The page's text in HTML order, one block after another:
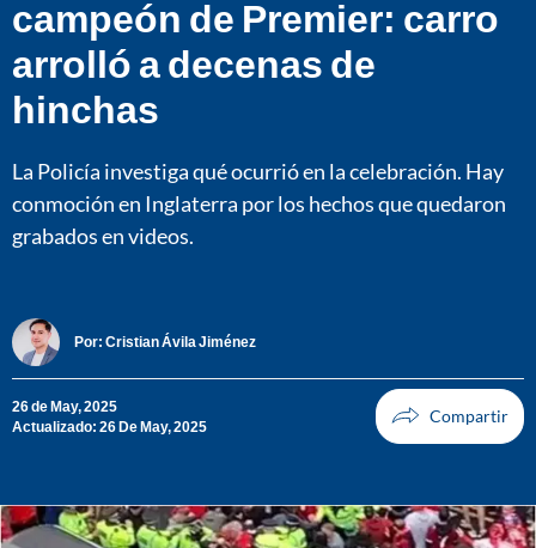
campeón de Premier: carro
arrolló a decenas de
hinchas
La Policía investiga qué ocurrió en la celebración. Hay
conmoción en Inglaterra por los hechos que quedaron
grabados en videos.
Por: Cristian Ávila Jiménez
26 de May, 2025
Actualizado: 26 De May, 2025